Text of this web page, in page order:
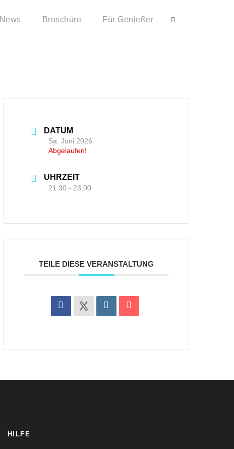
News Broschüre Für Genießer
DATUM
Sa. Juni 2026
Abgelaufen!
UHRZEIT
21:30 - 23:00
TEILE DIESE VERANSTALTUNG
HILFE